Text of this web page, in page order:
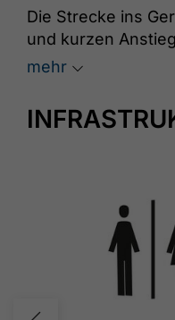
Die Strecke ins
und kurzen
(bewirtschaftet)
geübte Anfänger
mehr